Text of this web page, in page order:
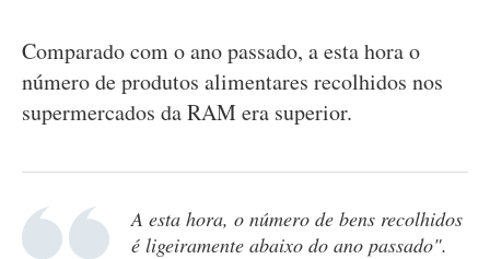
Comparado com o ano passado, a esta hora o
número de produtos alimentares recolhidos nos
supermercados da RAM era superior.
A esta hora, o número de bens recolhidos
é ligeiramente abaixo do ano passado".